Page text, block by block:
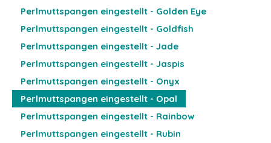
Perlmuttspangen eingestellt - Golden Eye
Perlmuttspangen eingestellt - Goldfish
Perlmuttspangen eingestellt - Jade
Perlmuttspangen eingestellt - Jaspis
Perlmuttspangen eingestellt - Onyx
Perlmuttspangen eingestellt - Opal
Perlmuttspangen eingestellt - Rainbow
Perlmuttspangen eingestellt - Rubin